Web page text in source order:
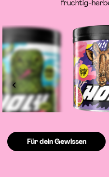
fruchtig-
Für dein Gewissen